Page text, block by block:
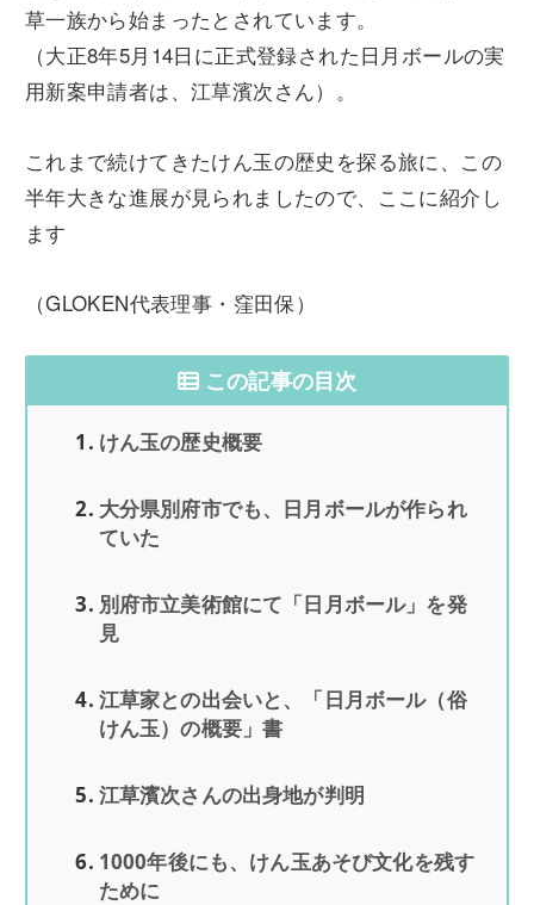
草一族から始まったとされています。
（大正8年5月14日に正式登録された日月ボールの実
用新案申請者は、江草濱次さん）。
これまで続けてきたけん玉の歴史を探る旅に、この
半年大きな進展が見られましたので、ここに紹介し
ます
（GLOKEN代表理事・窪田保）
この記事の目次
けん玉の歴史概要
大分県別府市でも、日月ボールが作られ
ていた
別府市立美術館にて「日月ボール」を発
見
江草家との出会いと、「日月ボール（俗
けん玉）の概要」書
江草濱次さんの出身地が判明
1000年後にも、けん玉あそび文化を残す
ために